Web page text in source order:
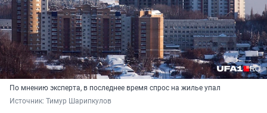
По мнению эксперта, в последнее время спрос на жилье упал
Источник: Тимур Шарипкулов